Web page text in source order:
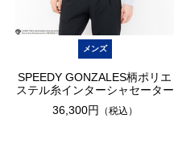
メンズ
SPEEDY GONZALES柄ポリエ
ステル糸インターシャセーター
36,300円
（税込）